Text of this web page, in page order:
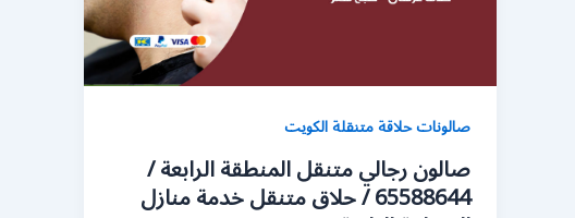
صالونات حلاقة متنقلة الكويت
صالون رجالي متنقل المنطقة الرابعة /
65588644 / حلاق متنقل خدمة منازل